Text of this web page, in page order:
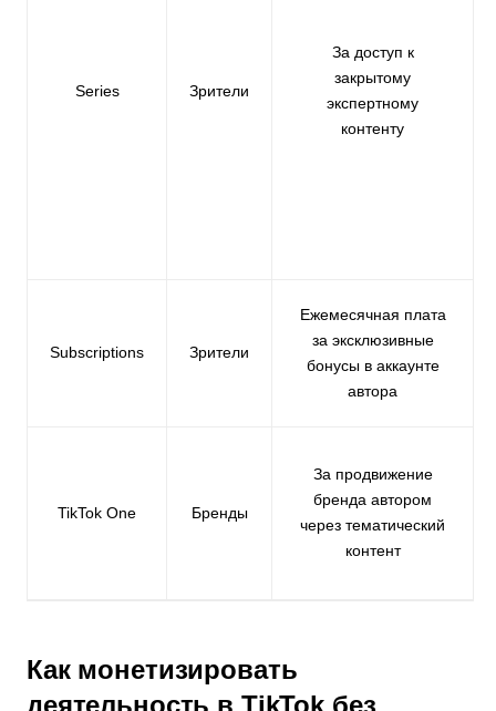
Series Зрители
За доступ к
закрытому
экспертному
контенту
Subscriptions Зрители
Ежемесячная плата
за эксклюзивные
бонусы в аккаунте
автора
TikTok One Бренды
За продвижение
бренда автором
через тематический
контент
Как монетизировать
деятельность в TikTok без